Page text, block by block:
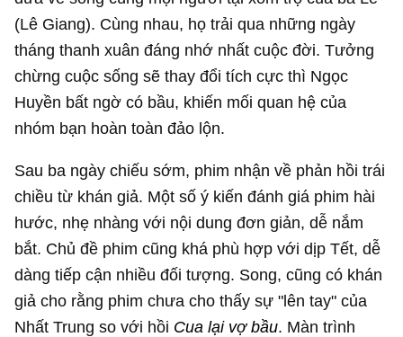
(Lê Giang). Cùng nhau, họ trải qua những ngày
tháng thanh xuân đáng nhớ nhất cuộc đời. Tưởng
chừng cuộc sống sẽ thay đổi tích cực thì Ngọc
Huyền bất ngờ có bầu, khiến mối quan hệ của
nhóm bạn hoàn toàn đảo lộn.
Sau ba ngày chiếu sớm, phim nhận về phản hồi trái
chiều từ khán giả. Một số ý kiến đánh giá phim hài
hước, nhẹ nhàng với nội dung đơn giản, dễ nắm
bắt. Chủ đề phim cũng khá phù hợp với dịp Tết, dễ
dàng tiếp cận nhiều đối tượng. Song, cũng có khán
giả cho rằng phim chưa cho thấy sự "lên tay" của
Nhất Trung so với hồi Cua lại vợ bầu. Màn trình